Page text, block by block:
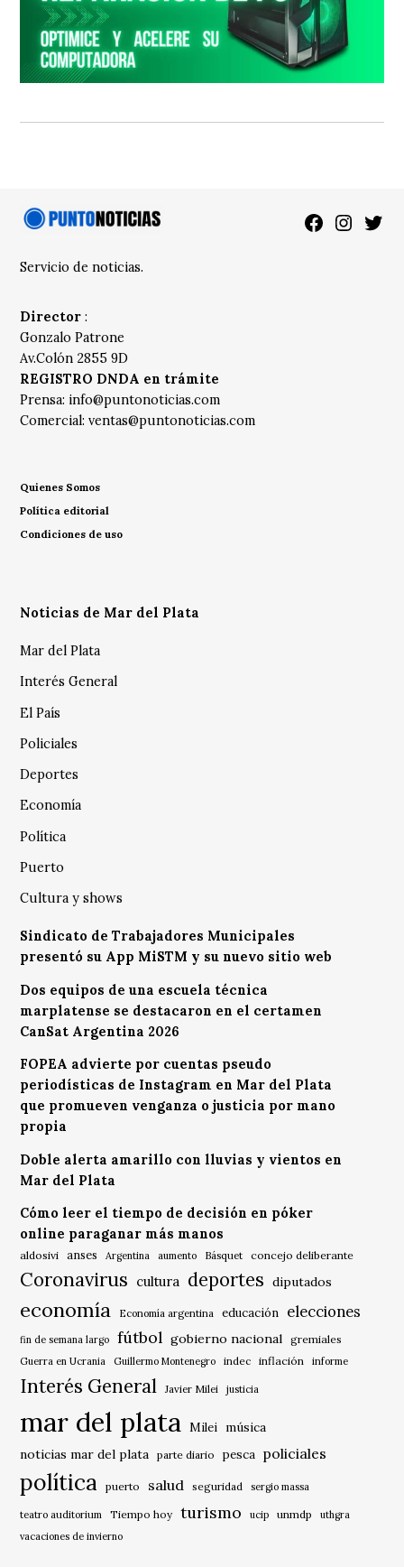
Facebook
Servicio de noticias.
Director :
Gonzalo Patrone
Av.Colón 2855 9D
REGISTRO DNDA en trámite
Prensa: info@puntonoticias.com
Comercial:ventas@puntonoticias.com
Quienes Somos
Política editorial
Condiciones de uso
Noticias de Mar del Plata
Mar del Plata
Interés General
El País
Policiales
Deportes
Economía
Política
Puerto
Cultura y shows
Sindicato de Trabajadores Municipales
presentó su App MiSTM y su nuevo sitio web
Dos equipos de una escuela técnica
marplatense se destacaron en el certamen
CanSat Argentina 2026
FOPEA advierte por cuentas pseudo
periodísticas de Instagram en Mar del Plata
que promueven venganza o justicia por mano
propia
Doble alerta amarillo con lluvias y vientos en
Mar del Plata
Cómo leer el tiempo de decisión en póker
online paraganar más manos
aldosivi anses Argentina aumento Básquet concejo deliberante
Coronavirus cultura deportes diputados
economía Economía argentina educación elecciones
fin de semana largo fútbol gobierno nacional gremiales
Guerra en Ucrania Guillermo Montenegro indec inflación informe
Interés General Javier Milei justicia
mar del plata Milei música
noticias mar del plata
parte diario pesca policiales
política puerto salud seguridad sergio massa
teatro auditorium Tiempo hoy turismo ucip unmdp
uthgra
vacaciones de invierno